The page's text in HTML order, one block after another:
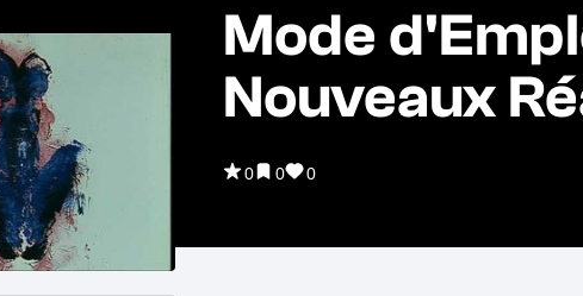
Mode
Nouveaux
0 0 0